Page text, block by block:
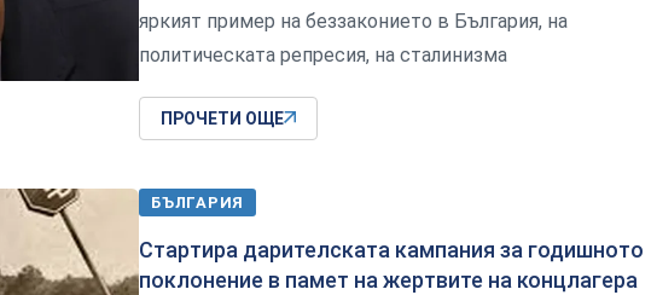
яркият пример на беззаконието в България, на
политическата репресия, на сталинизма
ПРОЧЕТИ ОЩЕ
БЪЛГАРИЯ
Стартира дарителската кампания за годишното
поклонение в памет на жертвите на концлагера